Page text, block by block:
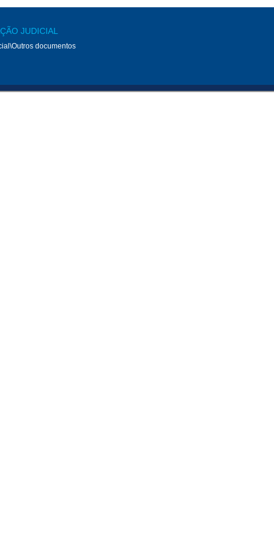
JUDICIAL
documentos